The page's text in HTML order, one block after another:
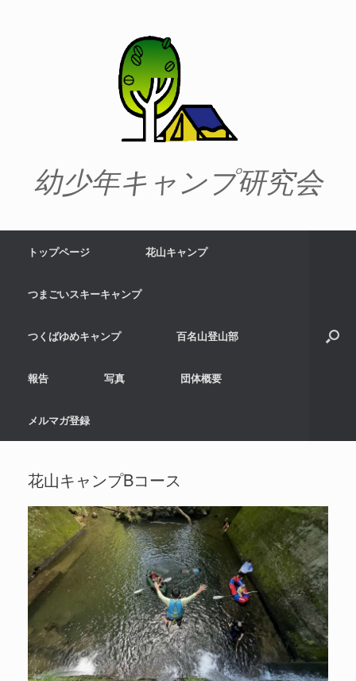
幼少年キャンプ研究会
トップページ 花山キャンプ
つまごいスキーキャンプ
つくばゆめキャンプ 百名山登山部
報告 写真 団体概要
メルマガ登録
花山キャンプBコース